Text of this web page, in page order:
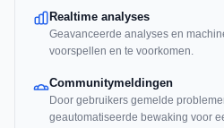
Realtime analyses
Geavanceerde analyses en
voorspellen en te voorkomen.
Communitymeldingen
Door gebruikers gemelde
geautomatiseerde bewaking voor